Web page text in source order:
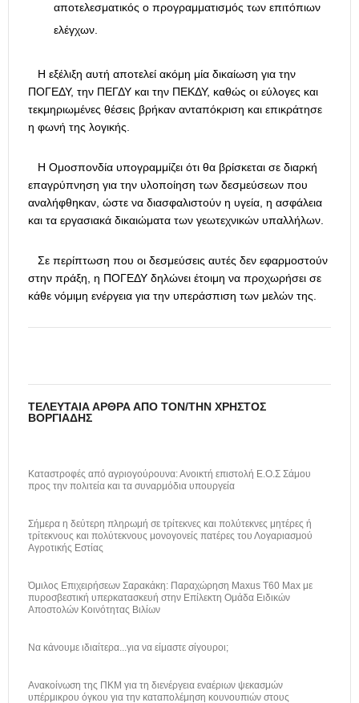
αποτελεσματικός ο προγραμματισμός των επιτόπιων
ελέγχων.
Η εξέλιξη αυτή αποτελεί ακόμη μία δικαίωση για την
ΠΟΓΕΔΥ, την ΠΕΓΔΥ και την ΠΕΚΔΥ, καθώς οι εύλογες και
τεκμηριωμένες θέσεις βρήκαν ανταπόκριση και επικράτησε
η φωνή της λογικής.
Η Ομοσπονδία υπογραμμίζει ότι θα βρίσκεται σε διαρκή
επαγρύπνηση για την υλοποίηση των δεσμεύσεων που
αναλήφθηκαν, ώστε να διασφαλιστούν η υγεία, η ασφάλεια
και τα εργασιακά δικαιώματα των γεωτεχνικών υπαλλήλων.
Σε περίπτωση που οι δεσμεύσεις αυτές δεν εφαρμοστούν
στην πράξη, η ΠΟΓΕΔΥ δηλώνει έτοιμη να προχωρήσει σε
κάθε νόμιμη ενέργεια για την υπεράσπιση των μελών της.
ΤΕΛΕΥΤΑΊΑ ΆΡΘΡΑ ΑΠΌ ΤΟΝ/ΤΗΝ ΧΡΉΣΤΟΣ
ΒΟΡΓΙΆΔΗΣ
Καταστροφές από αγριογούρουνα: Ανοικτή επιστολή Ε.Ο.Σ Σάμου
προς την πολιτεία και τα συναρμόδια υπουργεία
Σήμερα η δεύτερη πληρωμή σε τρίτεκνες και πολύτεκνες μητέρες ή
τρίτεκνους και πολύτεκνους μονογονείς πατέρες του Λογαριασμού
Αγροτικής Εστίας
Όμιλος Επιχειρήσεων Σαρακάκη: Παραχώρηση Maxus T60 Max με
πυροσβεστική υπερκατασκευή στην Επίλεκτη Ομάδα Ειδικών
Αποστολών Κοινότητας Βιλίων
Να κάνουμε ιδιαίτερα...για να είμαστε σίγουροι;
Ανακοίνωση της ΠΚΜ για τη διενέργεια εναέριων ψεκασμών
υπέρμικρου όγκου για την καταπολέμηση κουνουπιών στους